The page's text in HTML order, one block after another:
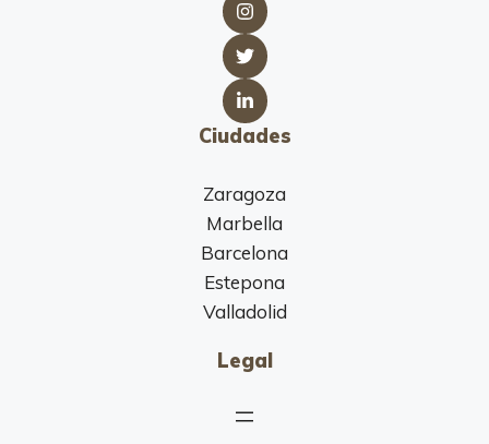
Ciudades
Zaragoza
Marbella
Barcelona
Estepona
Valladolid
Legal